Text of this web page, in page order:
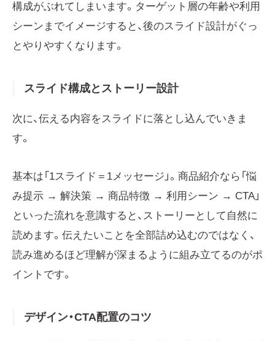
構成がぶれてしまいます。ターゲット層の年齢や利用
シーンまでイメージすると、後のスライド設計がぐっ
とやりやすくなります。
スライド構成とストーリー設計
次に、伝える内容をスライドに落とし込んでいきま
す。
基本は「1スライド＝1メッセージ」。商品紹介なら「悩
み提示 → 解決策 → 商品特徴 → 利用シーン → CTA」
といった流れを意識すると、ストーリーとして自然に
読めます。伝えたいことを全部詰め込むのではなく、
読み進めるほど理解が深まるように組み立てるのがポ
イントです。
デザイン・CTA配置のコツ